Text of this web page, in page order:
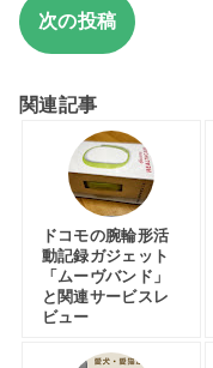
次の投稿
関連記事
ドコモの腕輪形活
動記録ガジェット
「ムーヴバンド」
と関連サービスレ
ビュー